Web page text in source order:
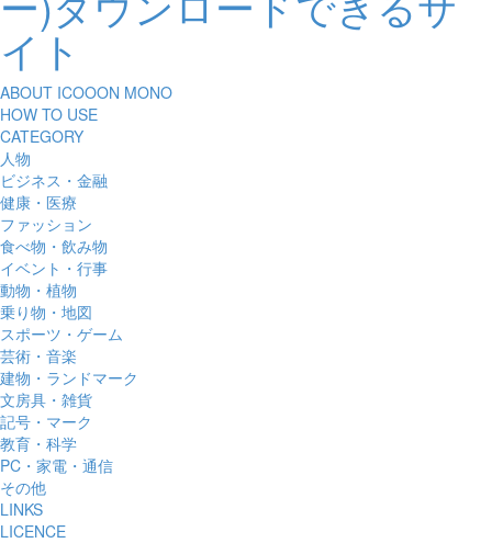
ABOUT ICOOON MONO
HOW TO USE
CATEGORY
人物
ビジネス・金融
健康・医療
ファッション
食べ物・飲み物
イベント・行事
動物・植物
乗り物・地図
スポーツ・ゲーム
芸術・音楽
建物・ランドマーク
文房具・雑貨
記号・マーク
教育・科学
PC・家電・通信
その他
LINKS
LICENCE